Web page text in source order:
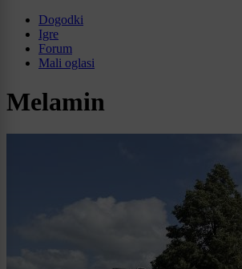
Dogodki
Igre
Forum
Mali oglasi
Melamin